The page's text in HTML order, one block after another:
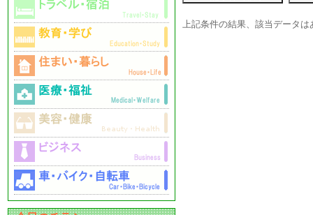
上記条件の結果、該当データは